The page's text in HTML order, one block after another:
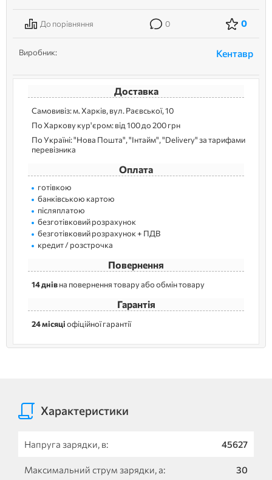
До порівняння 0 0
Виробник: Кентавр
Доставка
Самовивіз: м. Харків, вул. Раєвської, 10
По Харкову кур'єром: від 100 до 200 грн
По Україні: "Нова Пошта", "Інтайм", "Delivery" за тарифами
перевізника
Оплата
готівкою
банківською картою
післяплатою
безготівковий розрахунок
безготівковий розрахунок + ПДВ
кредит / розстрочка
Повернення
14 днівна повернення товару або обмін товару
Гарантія
24 місяціофіційної гарантії
Характеристики
Напруга зарядки, в: 45627
Максимальний струм зарядки, а: 30